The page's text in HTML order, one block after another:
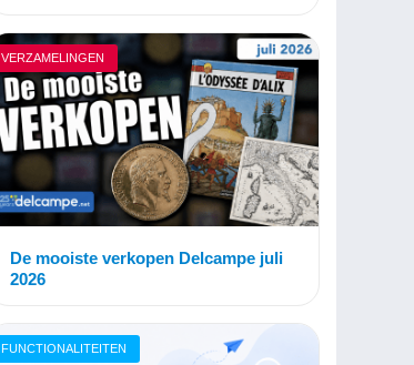
VERZAMELINGEN
De mooiste verkopen Delcampe juli
2026
FUNCTIONALITEITEN